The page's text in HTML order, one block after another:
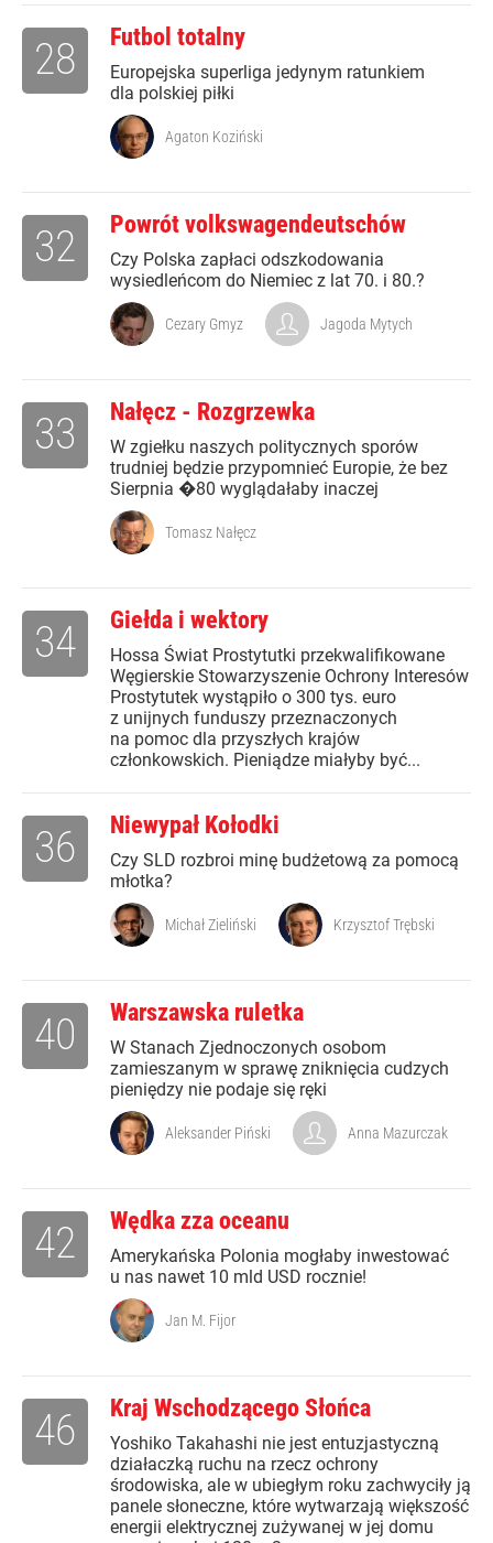
Futbol totalny
Europejska superliga jedynym ratunkiem
dla polskiej piłki
28
Agaton Koziński
Powrót volkswagendeutschów
Czy Polska zapłaci odszkodowania
wysiedleńcom do Niemiec z lat 70. i 80.?
32
Cezary Gmyz Jagoda Mytych
Nałęcz - Rozgrzewka
W zgiełku naszych politycznych sporów
trudniej będzie przypomnieć Europie, że bez
Sierpnia �80 wyglądałaby inaczej
33
Tomasz Nałęcz
Giełda i wektory
Hossa Świat Prostytutki przekwalifikowane
Węgierskie Stowarzyszenie Ochrony Interesów
Prostytutek wystąpiło o 300 tys. euro
z unijnych funduszy przeznaczonych
na pomoc dla przyszłych krajów
członkowskich. Pieniądze miałyby być...
34
Niewypał Kołodki
Czy SLD rozbroi minę budżetową za pomocą
młotka?
36
Michał Zieliński Krzysztof Trębski
Warszawska ruletka
W Stanach Zjednoczonych osobom
zamieszanym w sprawę zniknięcia cudzych
pieniędzy nie podaje się ręki
40
Aleksander Piński Anna Mazurczak
Wędka zza oceanu
Amerykańska Polonia mogłaby inwestować
u nas nawet 10 mld USD rocznie!
42
Jan M. Fijor
Kraj Wschodzącego Słońca
Yoshiko Takahashi nie jest entuzjastyczną
działaczką ruchu na rzecz ochrony
środowiska, ale w ubiegłym roku zachwyciły ją
panele słoneczne, które wytwarzają większość
energii elektrycznej zużywanej w jej domu
46